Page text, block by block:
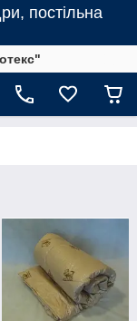
постільна